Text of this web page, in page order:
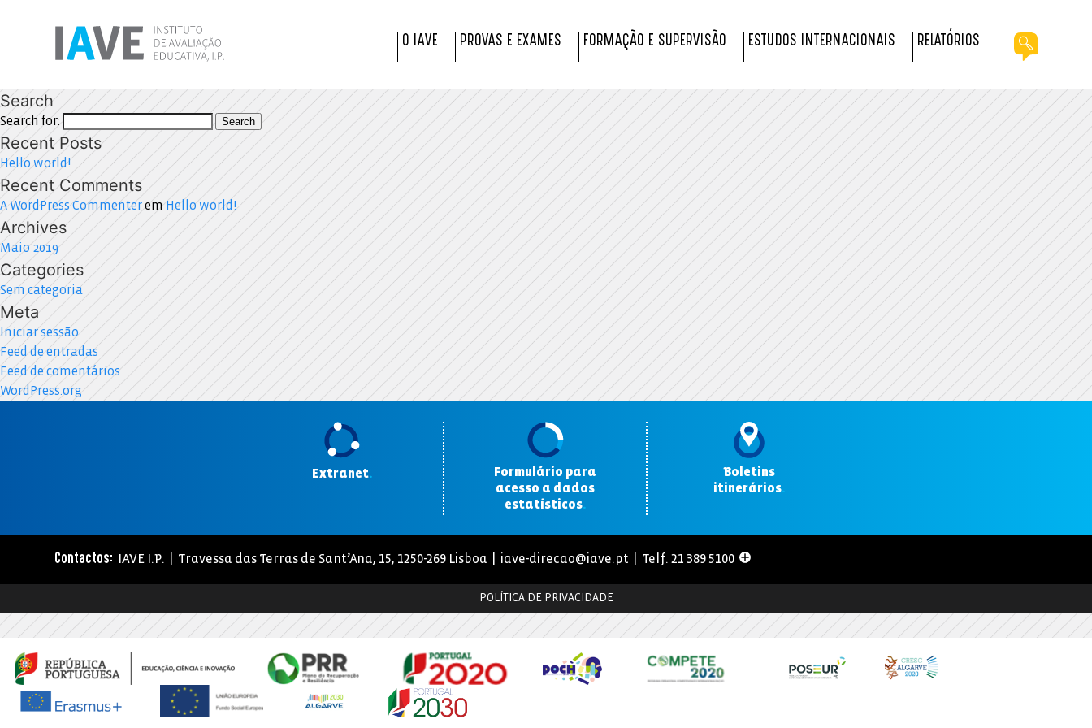
O IAVE PROVAS E EXAMES FORMAÇÃO E SUPERVISÃO ESTUDOS INTERNACIONAIS RELATÓRIOS
Search
Search for: Search
Recent Posts
Hello world!
Recent Comments
A WordPress Commenterem Hello world!
Archives
Maio 2019
Categories
Sem categoria
Meta
Iniciar sessão
Feed de entradas
Feed de comentários
WordPress.org
Extranet.
Formulário para
acesso a dados
estatísticos.
Boletins
itinerários.
Contactos: IAVE I.P. | Travessa das Terras de Sant’Ana, 15, 1250-269 Lisboa | iave-direcao@iave.pt | Telf. 21 389 5100
POLÍTICA DE PRIVACIDADE